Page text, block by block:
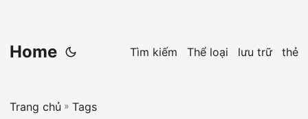
Home Tìm kiếm Thể loại lưu trữ thẻ
Trang chủ » Tags